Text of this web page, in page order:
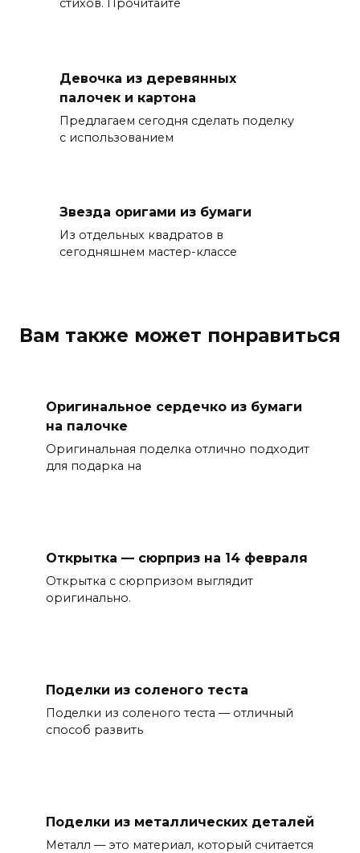
стихов. Прочитайте
Девочка из деревянных
палочек и картона
Предлагаем сегодня сделать поделку
с использованием
Звезда оригами из бумаги
Из отдельных квадратов в
сегодняшнем мастер-классе
Вам также может понравиться
Оригинальное сердечко из бумаги
на палочке
Оригинальная поделка отлично подходит
для подарка на
Открытка — сюрприз на 14 февраля
Открытка с сюрпризом выглядит
оригинально.
Поделки из соленого теста
Поделки из соленого теста — отличный
способ развить
Поделки из металлических деталей
Металл — это материал, который считается